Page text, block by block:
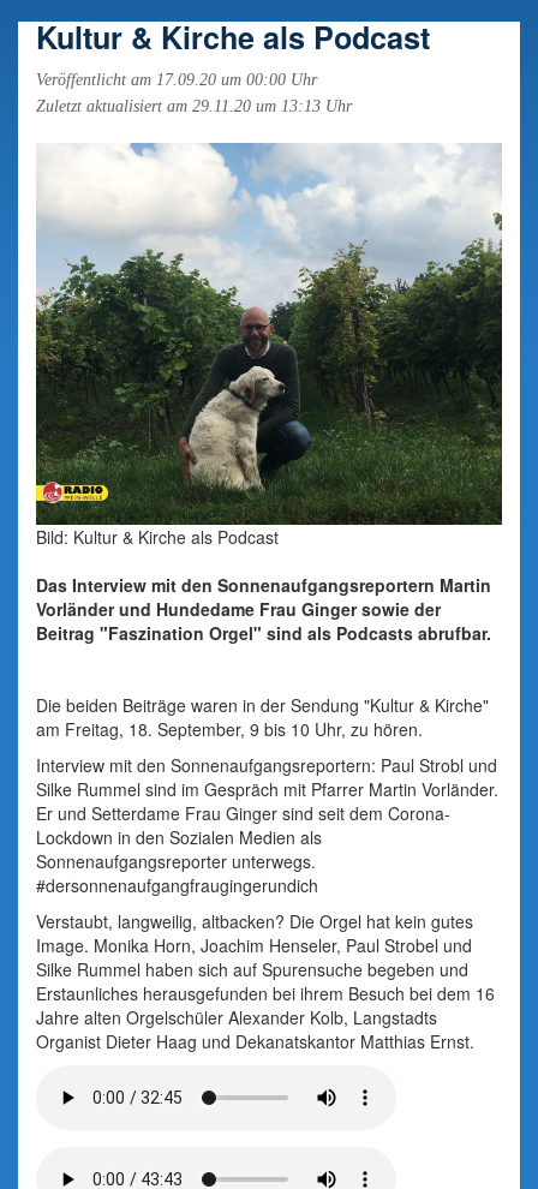
Kultur & Kirche als Podcast
Veröffentlicht am 17.09.20 um 00:00 Uhr
Zuletzt aktualisiert am 29.11.20 um 13:13 Uhr
Bild: Kultur & Kirche als Podcast
Das Interview mit den Sonnenaufgangsreportern Martin
Vorländer und Hundedame Frau Ginger sowie der
Beitrag "Faszination Orgel" sind als Podcasts abrufbar.
Die beiden Beiträge waren in der Sendung "Kultur & Kirche"
am Freitag, 18. September, 9 bis 10 Uhr, zu hören.
Interview mit den Sonnenaufgangsreportern: Paul Strobl und
Silke Rummel sind im Gespräch mit Pfarrer Martin Vorländer.
Er und Setterdame Frau Ginger sind seit dem Corona-
Lockdown in den Sozialen Medien als
Sonnenaufgangsreporter unterwegs.
#dersonnenaufgangfraugingerundich
Verstaubt, langweilig, altbacken? Die Orgel hat kein gutes
Image. Monika Horn, Joachim Henseler, Paul Strobel und
Silke Rummel haben sich auf Spurensuche begeben und
Erstaunliches herausgefunden bei ihrem Besuch bei dem 16
Jahre alten Orgelschüler Alexander Kolb, Langstadts
Organist Dieter Haag und Dekanatskantor Matthias Ernst.